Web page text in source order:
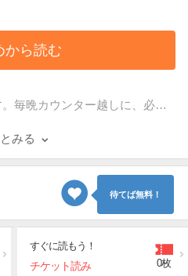
から読む
毎晩カウンター越しに、必死
と２０００円の指名料ほしさ
をふりまいています♪
けなのに、ガチ恋しちゃうお
発揮！ しつこいメールには
た挙句、いざとなったら海外
れでも諦めないお客さんに
のガールズバー女子が赤裸々
みる
待てば無料！
すぐに読もう！
チケット読み 0枚